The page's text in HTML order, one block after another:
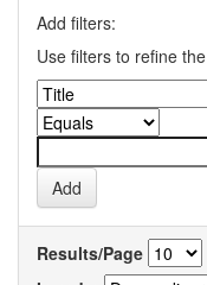
Add filters:
Use filters to refine
Results/Page